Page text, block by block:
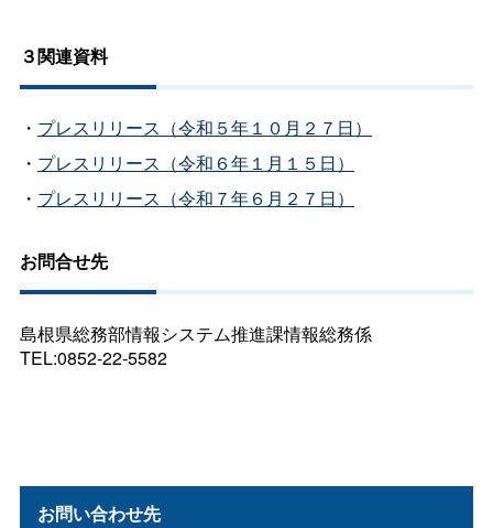
３関連資料
・ プレスリリース（令和５年１０月２７日）
・ プレスリリース（令和６年１月１５日）
・ プレスリリース（令和７年６月２７日）
お問合せ先
島根県総務部情報システム推進課情報総務係
TEL:0852-22-5582
お問い合わせ先